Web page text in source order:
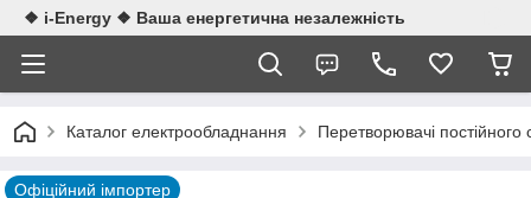
❖ i-Energy ❖ Ваша енергетична незалежність
Каталог електрообладнання Перетворювачі постійного
Офіційний імпортер